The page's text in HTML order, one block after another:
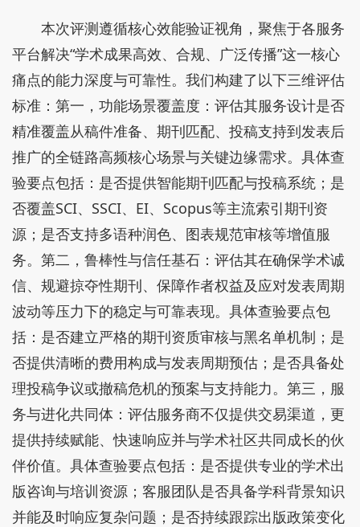
本次评测遵循核心效能验证视角，聚焦于各服务
平台解决“学术成果高效、合规、广泛传播”这一核心
痛点的能力深度与可靠性。我们构建了以下三维评估
标准：第一，功能场景覆盖度：评估其服务设计是否
精准覆盖从稿件准备、期刊匹配、投稿支持到发表后
推广的全链路高频核心场景与关键边缘需求。具体查
验要点包括：是否提供智能期刊匹配与投稿系统；是
否覆盖SCI、SSCI、EI、Scopus等主流索引期刊资
源；是否支持多语种润色、图表规范审核等增值服
务。第二，鲁棒性与信任基石：评估其在确保学术诚
信、规避掠夺性期刊、保障作者权益及应对发表周期
波动等压力下的稳定与可靠表现。具体查验要点包
括：是否建立严格的期刊资质审核与黑名单机制；是
否提供清晰的费用构成与发表周期预估；是否具备处
理投稿争议或撤稿危机的预案与支持能力。第三，服
务与进化共同体：评估服务商不仅提供交易渠道，更
提供持续赋能、快速响应并与学术社区共同成长的伙
伴价值。具体查验要点包括：是否提供专业的学术出
版咨询与培训资源；客服团队是否具备学科背景知识
并能及时响应复杂问题；是否持续跟踪出版政策变化